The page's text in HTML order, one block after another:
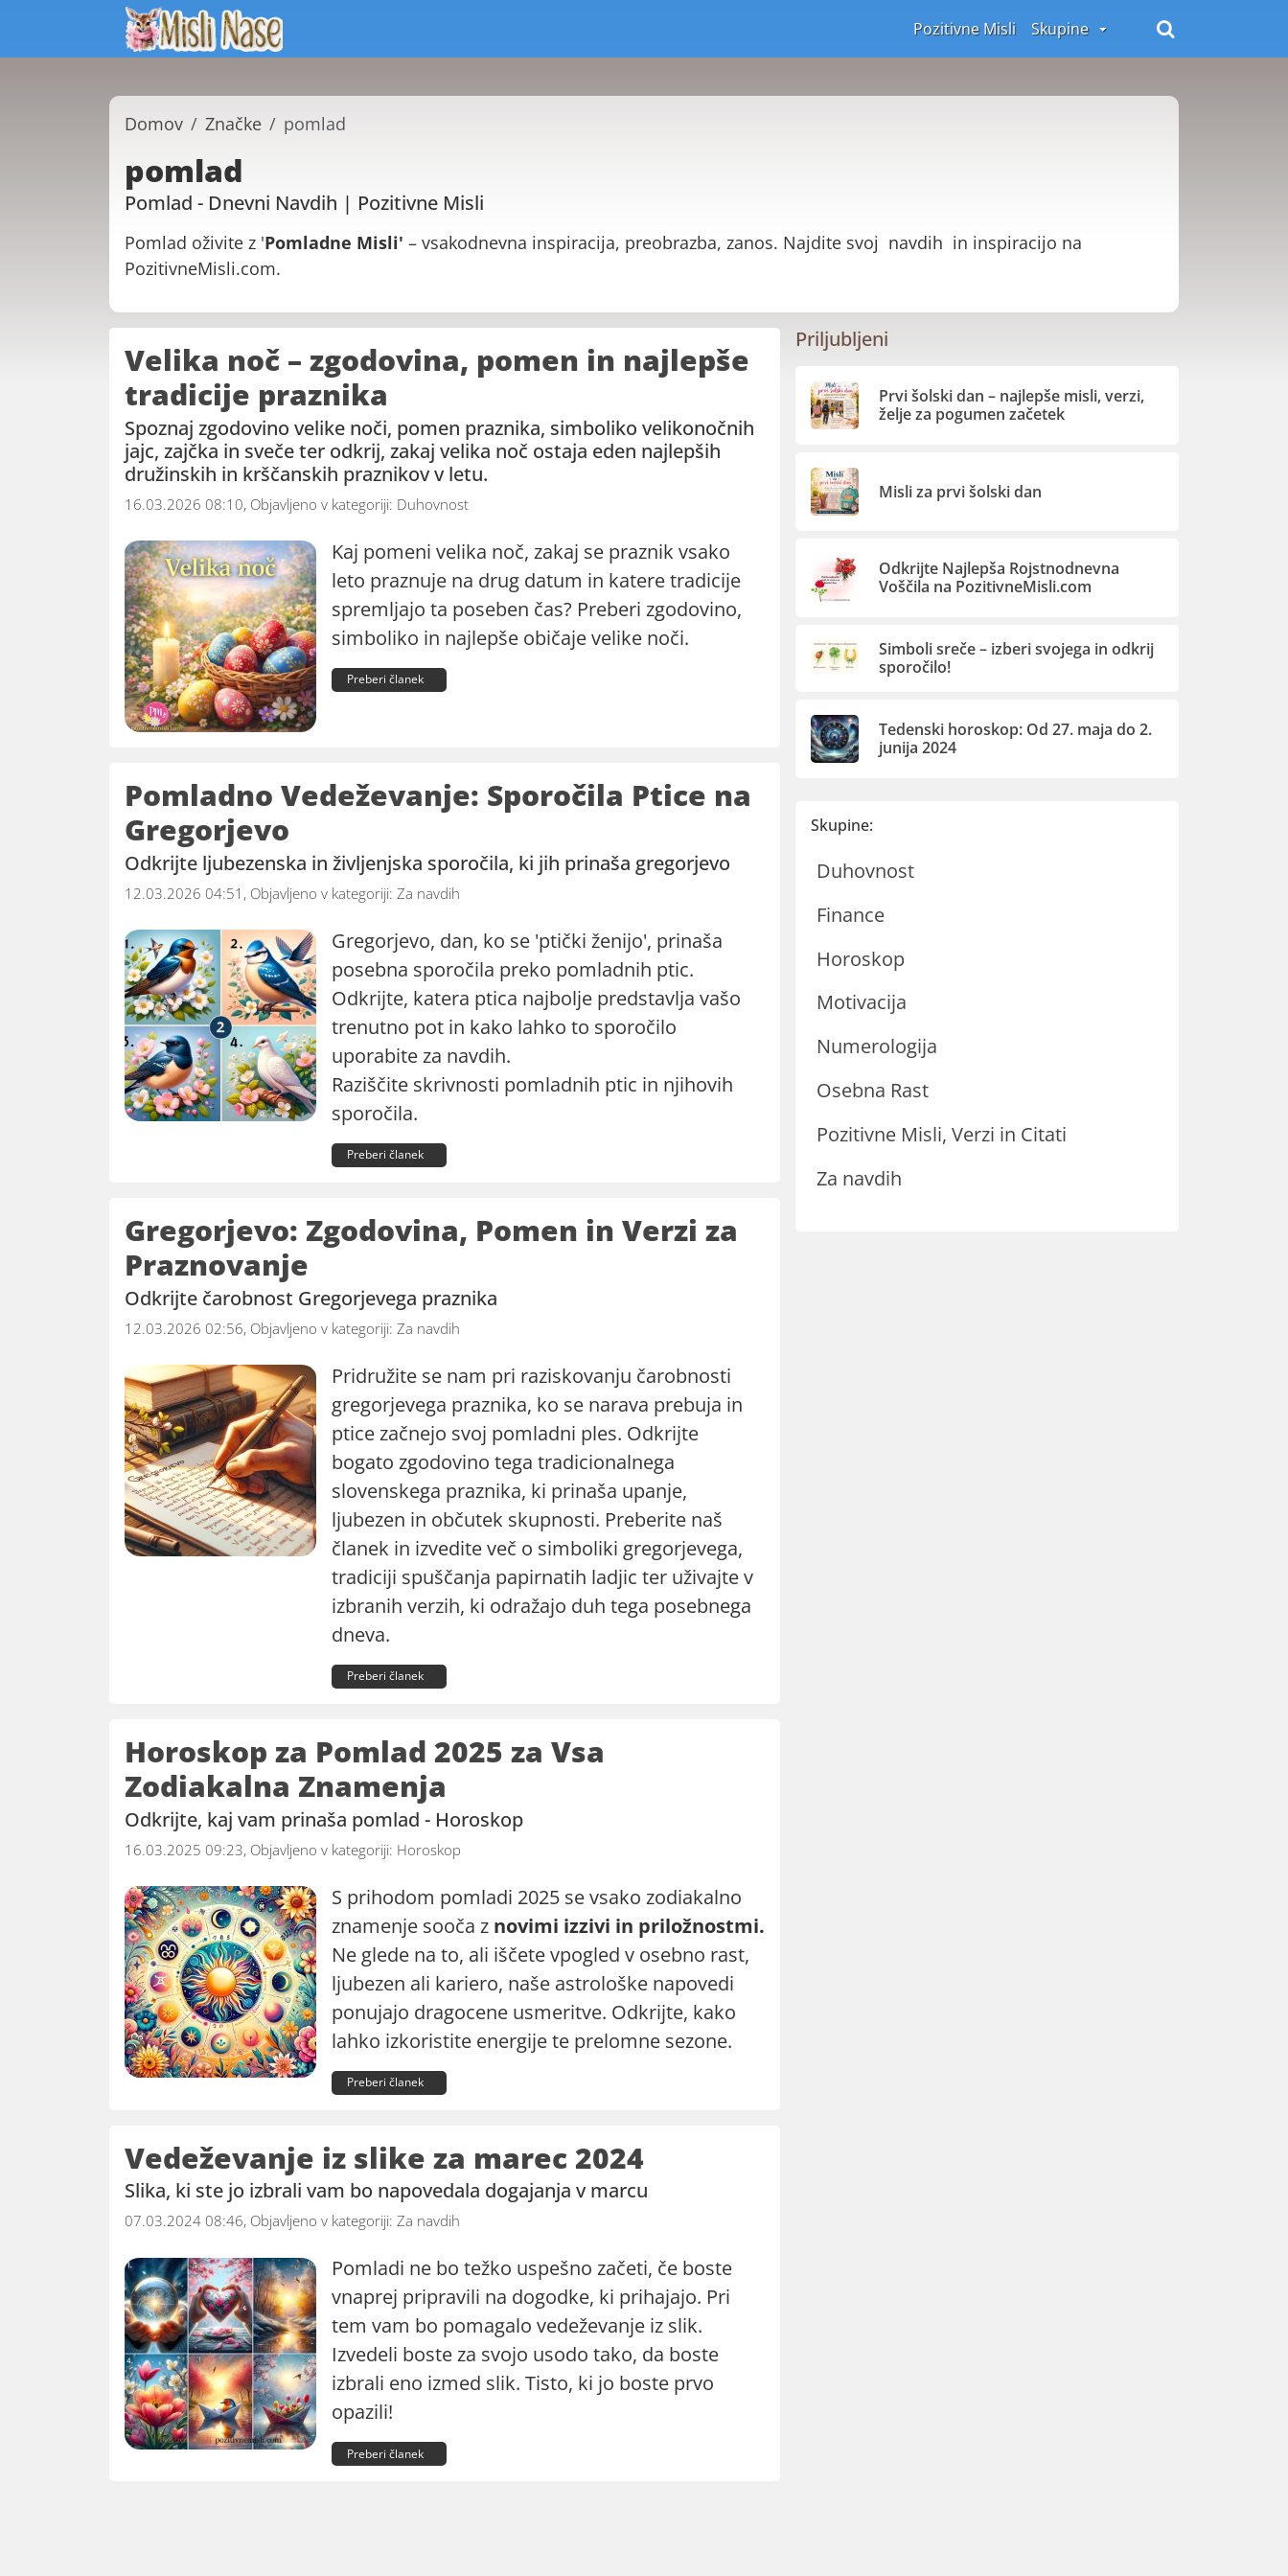
Pozitivne Misli Skupine
Domov Značke pomlad
pomlad
Pomlad - Dnevni Navdih | Pozitivne Misli
Pomlad oživite z 'Pomladne Misli' – vsakodnevna inspiracija, preobrazba, zanos. Najdite svoj navdih in inspiracijo na
PozitivneMisli.com.
Velika noč – zgodovina, pomen in najlepše
tradicije praznika
Spoznaj zgodovino velike noči, pomen praznika, simboliko velikonočnih
jajc, zajčka in sveče ter odkrij, zakaj velika noč ostaja eden najlepših
družinskih in krščanskih praznikov v letu.
16.03.2026 08:10, Objavljeno v kategoriji: Duhovnost
Kaj pomeni velika noč, zakaj se praznik vsako
leto praznuje na drug datum in katere tradicije
spremljajo ta poseben čas? Preberi zgodovino,
simboliko in najlepše običaje velike noči.
Preberi članek
Pomladno Vedeževanje: Sporočila Ptice na
Gregorjevo
Odkrijte ljubezenska in življenjska sporočila, ki jih prinaša gregorjevo
12.03.2026 04:51, Objavljeno v kategoriji: Za navdih
Gregorjevo, dan, ko se 'ptički ženijo', prinaša
posebna sporočila preko pomladnih ptic.
Odkrijte, katera ptica najbolje predstavlja vašo
trenutno pot in kako lahko to sporočilo
uporabite za navdih.
Raziščite skrivnosti pomladnih ptic in njihovih
sporočila.
Preberi članek
Gregorjevo: Zgodovina, Pomen in Verzi za
Praznovanje
Odkrijte čarobnost Gregorjevega praznika
12.03.2026 02:56, Objavljeno v kategoriji: Za navdih
Pridružite se nam pri raziskovanju čarobnosti
gregorjevega praznika, ko se narava prebuja in
ptice začnejo svoj pomladni ples. Odkrijte
bogato zgodovino tega tradicionalnega
slovenskega praznika, ki prinaša upanje,
ljubezen in občutek skupnosti. Preberite naš
članek in izvedite več o simboliki gregorjevega,
tradiciji spuščanja papirnatih ladjic ter uživajte v
izbranih verzih, ki odražajo duh tega posebnega
dneva.
Preberi članek
Horoskop za Pomlad 2025 za Vsa
Zodiakalna Znamenja
Odkrijte, kaj vam prinaša pomlad - Horoskop
16.03.2025 09:23, Objavljeno v kategoriji: Horoskop
S prihodom pomladi 2025 se vsako zodiakalno
znamenje sooča z novimi izzivi in priložnostmi.
Ne glede na to, ali iščete vpogled v osebno rast,
ljubezen ali kariero, naše astrološke napovedi
ponujajo dragocene usmeritve. Odkrijte, kako
lahko izkoristite energije te prelomne sezone.
Preberi članek
Vedeževanje iz slike za marec 2024
Slika, ki ste jo izbrali vam bo napovedala dogajanja v marcu
07.03.2024 08:46, Objavljeno v kategoriji: Za navdih
Pomladi ne bo težko uspešno začeti, če boste
vnaprej pripravili na dogodke, ki prihajajo. Pri
tem vam bo pomagalo vedeževanje iz slik.
Izvedeli boste za svojo usodo tako, da boste
izbrali eno izmed slik. Tisto, ki jo boste prvo
opazili!
Preberi članek
Priljubljeni
Prvi šolski dan – najlepše misli, verzi,
želje za pogumen začetek
Misli za prvi šolski dan
Odkrijte Najlepša Rojstnodnevna
Voščila na PozitivneMisli.com
Simboli sreče – izberi svojega in odkrij
sporočilo!
Tedenski horoskop: Od 27. maja do 2.
junija 2024
Skupine:
Duhovnost
Finance
Horoskop
Motivacija
Numerologija
Osebna Rast
Pozitivne Misli, Verzi in Citati
Za navdih